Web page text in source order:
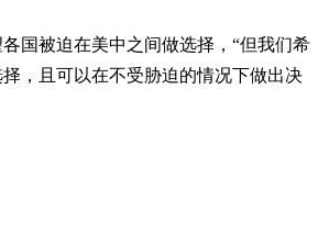
国被迫在美中之间做选择，“但我们希
，且可以在不受胁迫的情况下做出决